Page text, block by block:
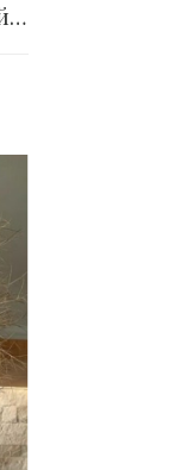
15 неожиданных фактов о нашей планете, которые..